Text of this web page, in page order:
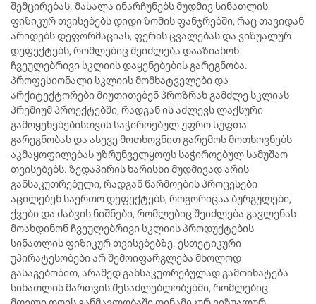
შემცირებას. მასალა ინარჩუნებს მუდმივ სინათლის
ფიზიკურ თვისებებს დიდი ზომის ფანჯრებში, რაც თავიდან
არიდებს დეფორმაციას, ფერის ცვალებას და ვიზუალურ
დეფექტებს, რომლებიც შეიძლება დააზიანონ
ჩვეულებრივი სკლიის დაყენებების გარეგნობა.
პროფესიონალი სკლიის მომხატველები და
არქიტექტორები მიუთითებენ პროზრახ გამძლე სკლიას
პრემიუმ პროექტებში, რადგან ის აძლევს ლაქსური
გამოყენებებისთვის საჭიროებულ უფრო სუფთა
გარეგნობას და ასევე მოთხოვნით გარემოს მოთხოვნებს
აკმაყოფილებას უზრუნველყოფს საჭიროებულ სამუშაო
თვისებებს. ზედაპირის ხარისხი მუდმივად არის
განსაკუთრებული, რადგან წარმოების პროცესები
აცილებენ საერთო დეფექტებს, როგორიცაა ბურგულები,
ქვები და ძაბვის ნიშნები, რომლებიც შეიძლება გავლენას
მოახდინონ ჩვეულებრივი სკლიის პროდუქტების
სინათლის ფიზიკურ თვისებებზე. ესთეტიკური
უპირატესობები არ შემოიფარგლება მხოლოდ
გასაგებობით, არამედ განსაკუთრებულად გამოიხატება
სინათლის მართვის შესაძლებლობებში, რომლებიც